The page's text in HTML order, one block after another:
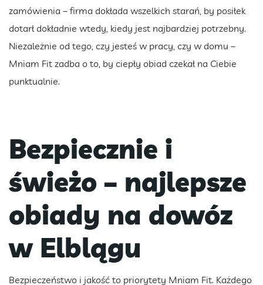
zamówienia – firma dokłada wszelkich starań, by posiłek
dotarł dokładnie wtedy, kiedy jest najbardziej potrzebny.
Niezależnie od tego, czy jesteś w pracy, czy w domu –
Mniam Fit zadba o to, by ciepły obiad czekał na Ciebie
punktualnie.
Bezpiecznie i
świeżo – najlepsze
obiady na dowóz
w Elblągu
Bezpieczeństwo i jakość to priorytety Mniam Fit. Każdego